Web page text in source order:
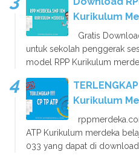
Kurikulum
Gratis
untuk sekolah penggerak
model RPP Kurikulum
Kurikulum
ATP Kurikulum merdeka
033 yang dapat di download